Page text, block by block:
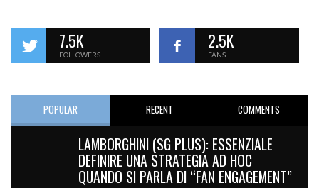
7.5K
FOLLOWERS
2.5K
FANS
POPULAR RECENT COMMENTS
LAMBORGHINI (SG PLUS): ESSENZIALE
DEFINIRE UNA STRATEGIA AD HOC
QUANDO SI PARLA DI “FAN ENGAGEMENT”